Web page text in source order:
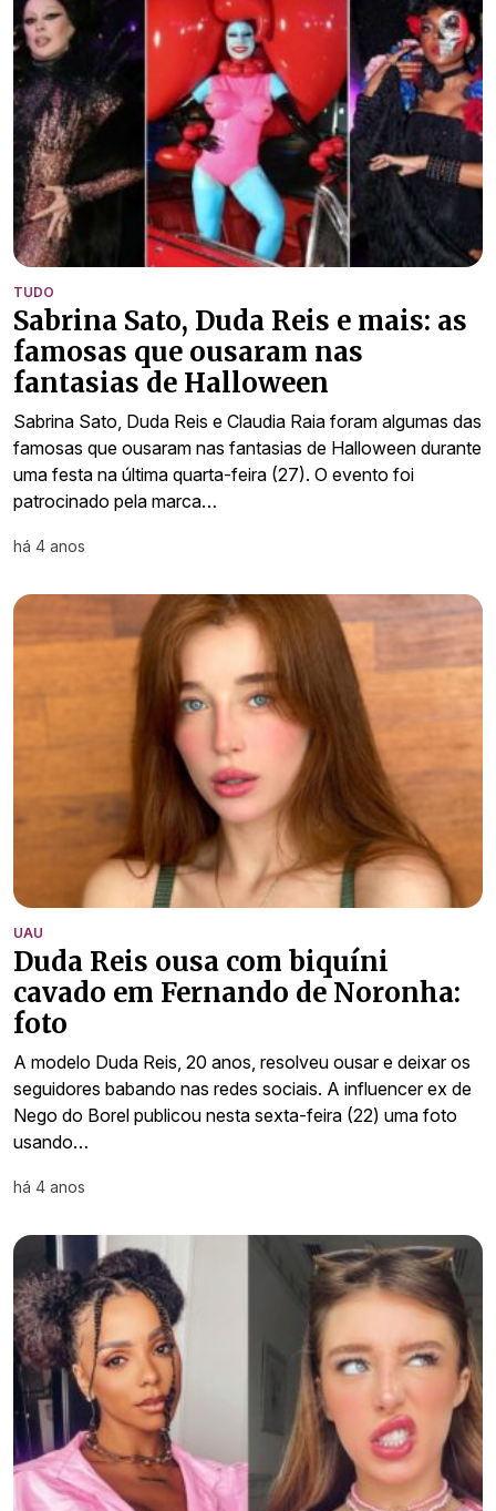
TUDO
Sabrina Sato, Duda Reis e mais: as
famosas que ousaram nas
fantasias de Halloween
Sabrina Sato, Duda Reis e Claudia Raia foram algumas das
famosas que ousaram nas fantasias de Halloween durante
uma festa na última quarta-feira (27). O evento foi
patrocinado pela marca…
há 4 anos
UAU
Duda Reis ousa com biquíni
cavado em Fernando de Noronha:
foto
A modelo Duda Reis, 20 anos, resolveu ousar e deixar os
seguidores babando nas redes sociais. A influencer ex de
Nego do Borel publicou nesta sexta-feira (22) uma foto
usando…
há 4 anos